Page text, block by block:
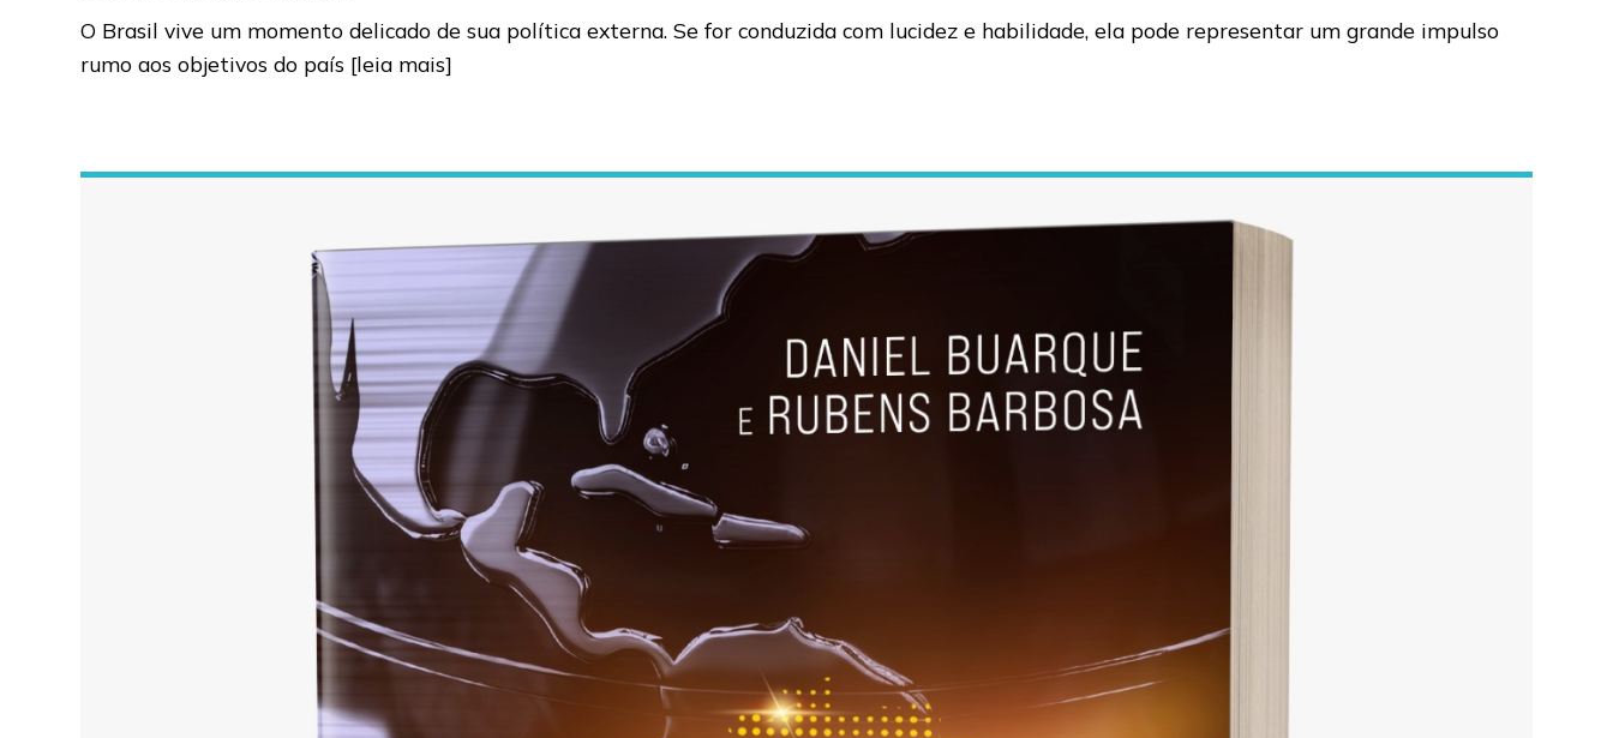
O Brasil vive um momento delicado de sua política externa. Se for conduzida com lucidez e habilidade, ela pode representar um grande impulso
rumo aos objetivos do país [leia mais]